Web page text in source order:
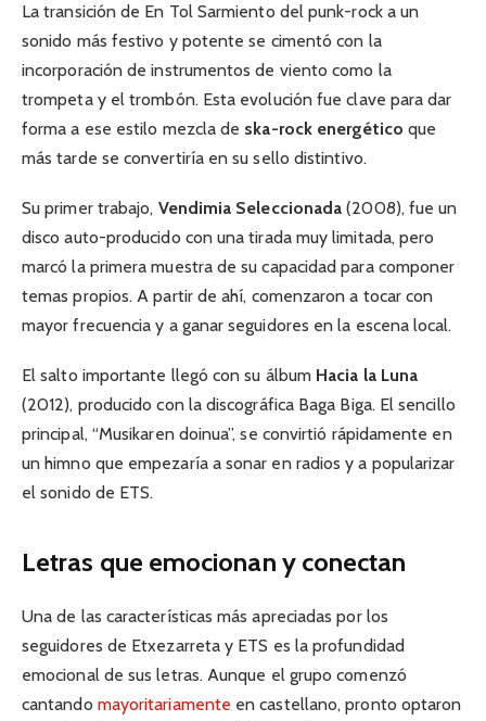
La transición de En Tol Sarmiento del punk-rock a un
sonido más festivo y potente se cimentó con la
incorporación de instrumentos de viento como la
trompeta y el trombón. Esta evolución fue clave para dar
forma a ese estilo mezcla de ska-rock energético que
más tarde se convertiría en su sello distintivo.
Su primer trabajo, Vendimia Seleccionada (2008), fue un
disco auto-producido con una tirada muy limitada, pero
marcó la primera muestra de su capacidad para componer
temas propios. A partir de ahí, comenzaron a tocar con
mayor frecuencia y a ganar seguidores en la escena local.
El salto importante llegó con su álbum Hacia la Luna
(2012), producido con la discográfica Baga Biga. El sencillo
principal, “Musikaren doinua”, se convirtió rápidamente en
un himno que empezaría a sonar en radios y a popularizar
el sonido de ETS.
Letras que emocionan y conectan
Una de las características más apreciadas por los
seguidores de Etxezarreta y ETS es la profundidad
emocional de sus letras. Aunque el grupo comenzó
cantando mayoritariamente en castellano, pronto optaron